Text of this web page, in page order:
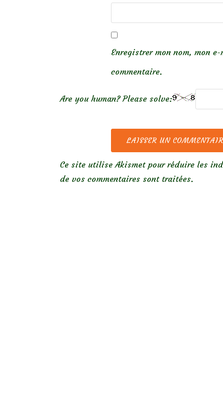
Enregistrer mon nom, mon
commentaire.
Are you human? Please solve:
Ce site utilise Akismet pour réduire les
de vos commentaires sont traitées.